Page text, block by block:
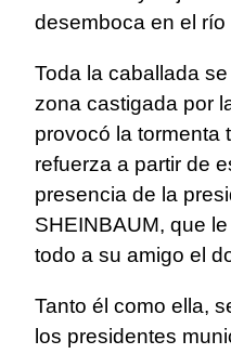
desemboca en el río
Toda la caballada
zona castigada por
provocó la tormenta
refuerza a partir de
presencia de la
SHEINBAUM, que
todo a su amigo el
Tanto él como ella,
los presidentes